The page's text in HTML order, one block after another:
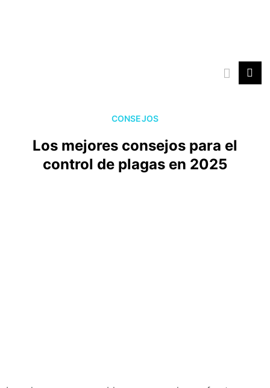
CONSEJOS
Los mejores consejos para el
control de plagas en 2025